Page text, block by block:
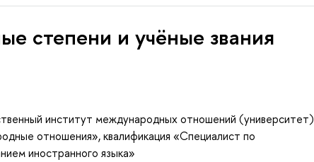
степени и учёные звания
институт международных отношений (университет)
отношения», квалификация «Специалист по
иностранного языка»